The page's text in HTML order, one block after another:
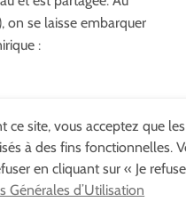
ce site, vous acceptez que
à des fins fonctionnelles.
en cliquant sur « Je
Générales d’Utilisation
on se laisse embarquer
: